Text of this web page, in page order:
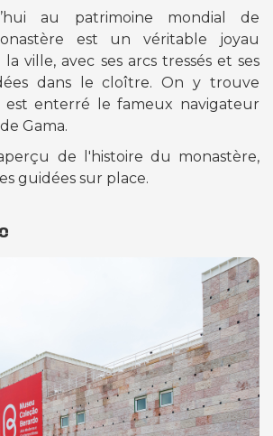
au patrimoine mondial de
est un véritable joyau
ville, avec ses arcs tressés et ses
dans le cloître. On y trouve
est enterré le fameux navigateur
Gama.
de l'histoire du monastère,
guidées sur place.